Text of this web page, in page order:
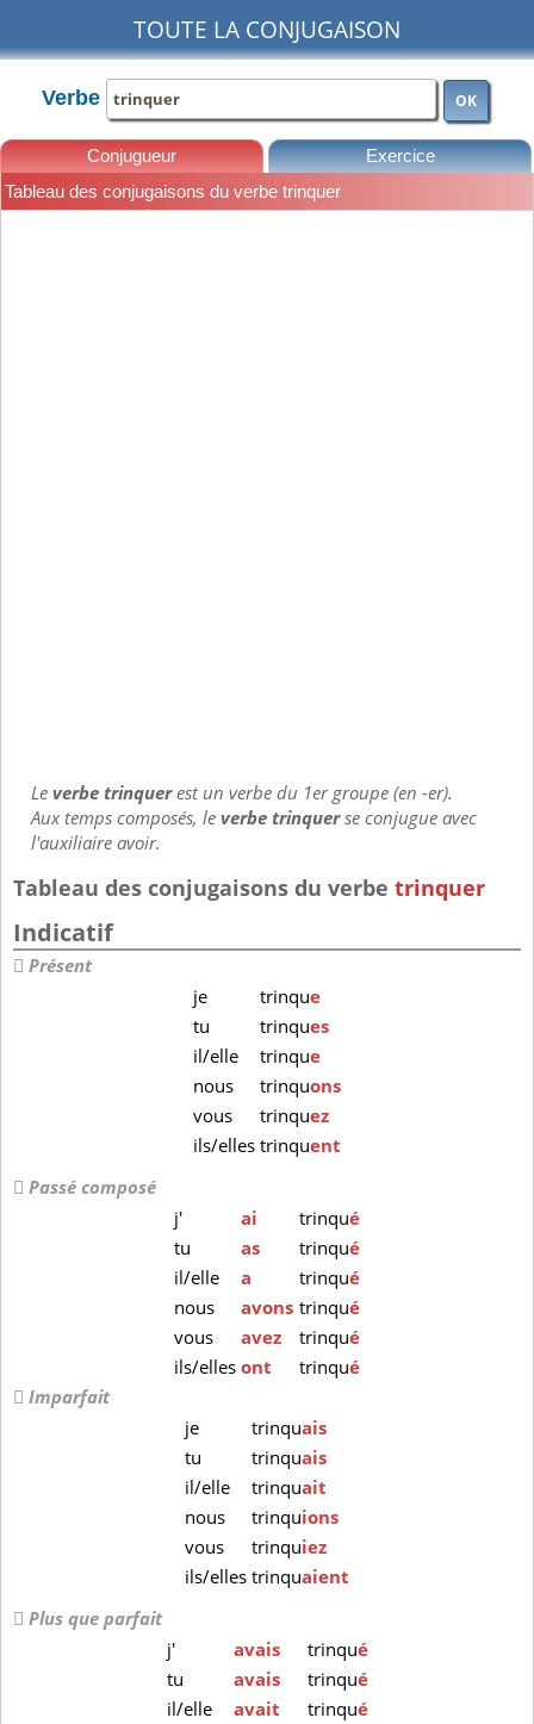
TOUTE LA CONJUGAISON
Verbe OK
Conjugueur Exercice
Tableau des conjugaisons du verbe trinquer
Leverbe trinquerest un verbe du 1er groupe (en -er).
Aux temps composés, leverbe trinquerse conjugue avec
l'auxiliaire avoir.
Tableau des conjugaisons du verbe trinquer
Indicatif
Présent
je
trinque
tu
trinques
il/elle
trinque
nous
trinquons
vous
trinquez
ils/ellestrinquent
Passé composé
j'
ai trinqué
tu
as trinqué
il/elle
a trinqué
nous
avons trinqué
vous
avez trinqué
ils/ellesont trinqué
Imparfait
je
trinquais
tu
trinquais
il/elle
trinquait
nous
trinquions
vous
trinquiez
ils/ellestrinquaient
Plus que parfait
j'
avais trinqué
tu
avais trinqué
il/elle
avait trinqué